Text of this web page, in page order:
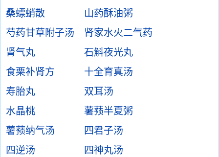
桑螵蛸散
山药酥油粥
芍药甘草附子汤
肾家水火二气药
肾气丸
石斛夜光丸
食栗补肾方
十全育真汤
寿胎丸
双耳汤
水晶桃
薯蓣半夏粥
薯蓣纳气汤
四君子汤
四逆汤
四神丸汤